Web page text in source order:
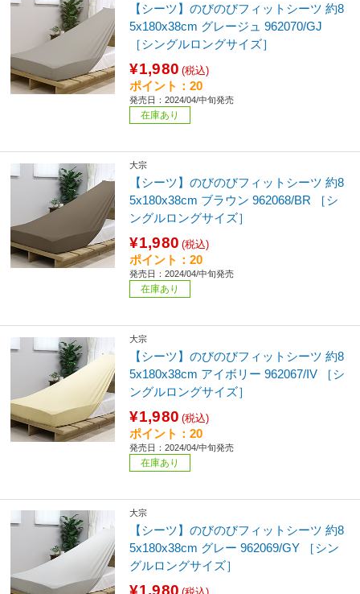
【シーツ】のびのびフィットシーツ 約8
5x180x38cm グレージュ 962070/GJ
［シングルロングサイズ］
¥1,980 (税込)
ポイント：20
発売日：2024/04/中旬発売
在庫あり
大宗
【シーツ】のびのびフィットシーツ 約8
5x180x38cm ブラウン 962068/BR ［シ
ングルロングサイズ］
¥1,980 (税込)
ポイント：20
発売日：2024/04/中旬発売
在庫あり
大宗
【シーツ】のびのびフィットシーツ 約8
5x180x38cm アイボリー 962067/IV ［シ
ングルロングサイズ］
¥1,980 (税込)
ポイント：20
発売日：2024/04/中旬発売
在庫あり
大宗
【シーツ】のびのびフィットシーツ 約8
5x180x38cm グレー 962069/GY ［シン
グルロングサイズ］
¥1,980